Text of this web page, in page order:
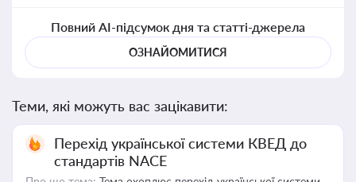
Повний AI-підсумок дня та статті-джерела
ОЗНАЙОМИТИСЯ
Теми, які можуть вас зацікавити:
Перехід української системи КВЕД до
стандартів NACE